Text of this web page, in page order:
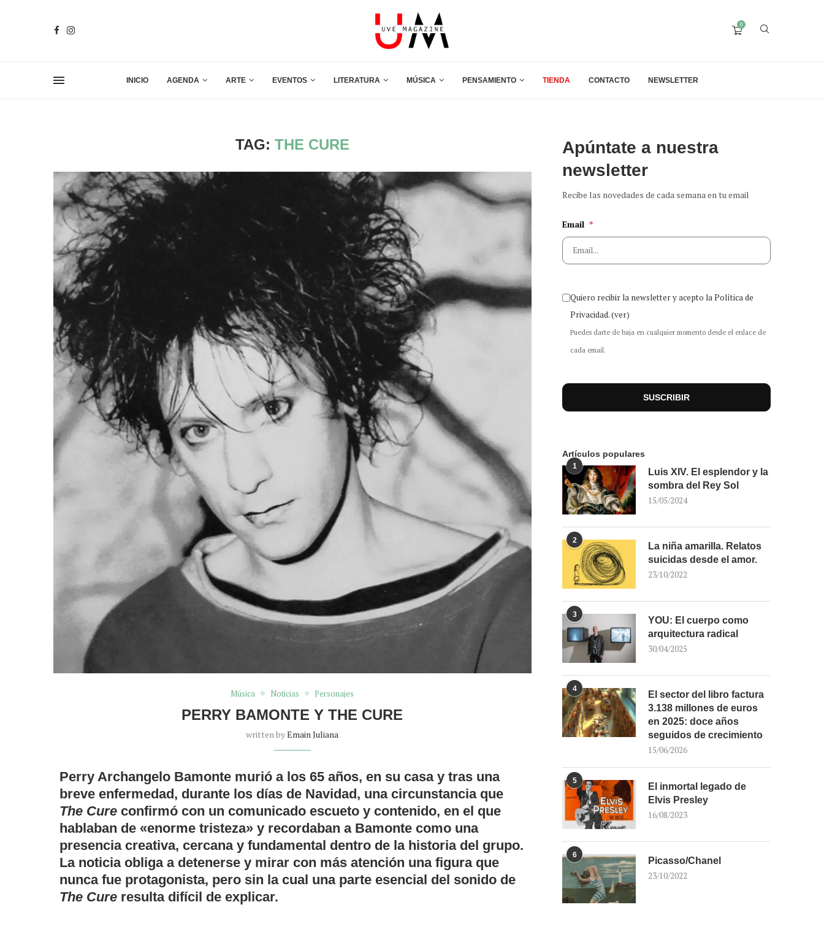
0
INICIO AGENDA ARTE EVENTOS LITERATURA MÚSICA PENSAMIENTO TIENDA CONTACTO NEWSLETTER
TAG: THE CURE
Música Noticias Personajes
PERRY BAMONTE Y THE CURE
written byEmain Juliana
Perry Archangelo Bamonte murió a los 65 años, en su casa y tras una
breve enfermedad, durante los días de Navidad, una circunstancia que
The Cure confirmó con un comunicado escueto y contenido, en el que
hablaban de «enorme tristeza» y recordaban a Bamonte como una
presencia creativa, cercana y fundamental dentro de la historia del grupo.
La noticia obliga a detenerse y mirar con más atención una figura que
nunca fue protagonista, pero sin la cual una parte esencial del sonido de
The Cure resulta difícil de explicar.
Apúntate a nuestra
newsletter
Recibe las novedades de cada semana en tu email
Email *
Quiero recibir la newsletter y acepto la Política de
Privacidad.(ver)
Puedes darte de baja en cualquier momento desde el enlace de
cada email.
Artículos populares
1
Luis XIV. El esplendor y la
sombra del Rey Sol
15/05/2024
2
La niña amarilla. Relatos
suicidas desde el amor.
23/10/2022
3
YOU: El cuerpo como
arquitectura radical
30/04/2025
4
El sector del libro factura
3.138 millones de euros
en 2025: doce años
seguidos de crecimiento
15/06/2026
5
El inmortal legado de
Elvis Presley
16/08/2023
6
Picasso/Chanel
23/10/2022